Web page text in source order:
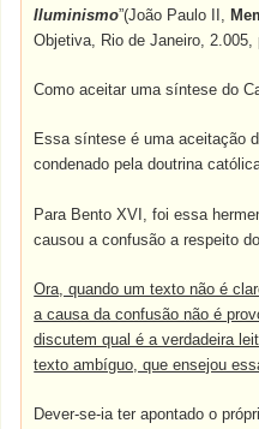
Iluminismo”(João Paulo II,
Objetiva, Rio de Janeiro, 2.005,
Como aceitar uma síntese do
Essa síntese é uma aceitação
condenado pela doutrina
Para Bento XVI, foi essa
causou a confusão a respeito
Ora, quando um texto não é
a causa da confusão não é
discutem qual é a verdadeira
texto ambíguo, que ensejou
Dever-se-ia ter apontado o